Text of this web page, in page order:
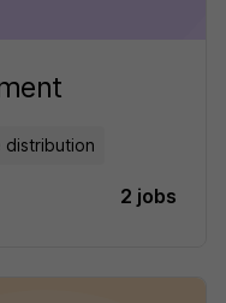
distribution
2 jobs